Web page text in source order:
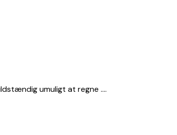
umuligt at regne ….